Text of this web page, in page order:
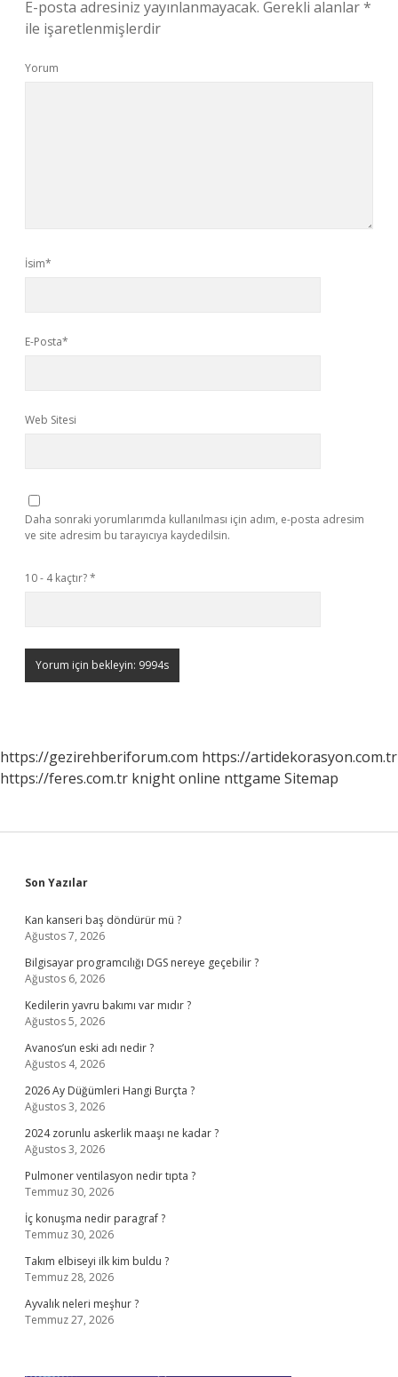
E-posta adresiniz yayınlanmayacak. Gerekli alanlar*
ile işaretlenmişlerdir
Yorum
İsim*
E-Posta*
Web Sitesi
Daha sonraki yorumlarımda kullanılması için adım, e-posta adresim
ve site adresim bu tarayıcıya kaydedilsin.
10 - 4 kaçtır?*
https://gezirehberiforum.com https://artidekorasyon.com.tr
https://feres.com.tr knight online nttgame Sitemap
Sidebar
Son Yazılar
Kan kanseri baş döndürür mü ?
Ağustos 7, 2026
Bilgisayar programcılığı DGS nereye geçebilir ?
Ağustos 6, 2026
Kedilerin yavru bakımı var mıdır ?
Ağustos 5, 2026
Avanos’un eski adı nedir ?
Ağustos 4, 2026
2026 Ay Düğümleri Hangi Burçta ?
Ağustos 3, 2026
2024 zorunlu askerlik maaşı ne kadar ?
Ağustos 3, 2026
Pulmoner ventilasyon nedir tıpta ?
Temmuz 30, 2026
İç konuşma nedir paragraf ?
Temmuz 30, 2026
Takım elbiseyi ilk kim buldu ?
Temmuz 28, 2026
Ayvalık neleri meşhur ?
Temmuz 27, 2026